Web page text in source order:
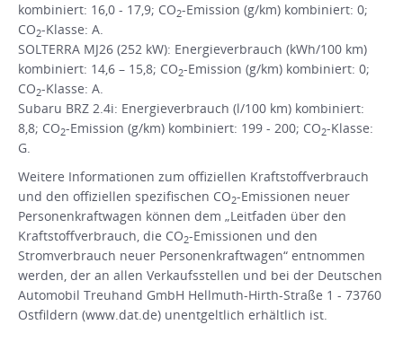
kombiniert: 16,0 - 17,9; CO2-Emission (g/km) kombiniert: 0;
CO2-Klasse: A.
SOLTERRA MJ26 (252 kW): Energieverbrauch (kWh/100 km)
kombiniert: 14,6 – 15,8; CO2-Emission (g/km) kombiniert: 0;
CO2-Klasse: A.
Subaru BRZ 2.4i: Energieverbrauch (l/100 km) kombiniert:
8,8; CO2-Emission (g/km) kombiniert: 199 - 200; CO2-Klasse:
G.
Weitere Informationen zum offiziellen Kraftstoffverbrauch
und den offiziellen spezifischen CO2-Emissionen neuer
Personenkraftwagen können dem „Leitfaden über den
Kraftstoffverbrauch, die CO2-Emissionen und den
Stromverbrauch neuer Personenkraftwagen“ entnommen
werden, der an allen Verkaufsstellen und bei der Deutschen
Automobil Treuhand GmbH Hellmuth-Hirth-Straße 1 - 73760
Ostfildern (www.dat.de) unentgeltlich erhältlich ist.